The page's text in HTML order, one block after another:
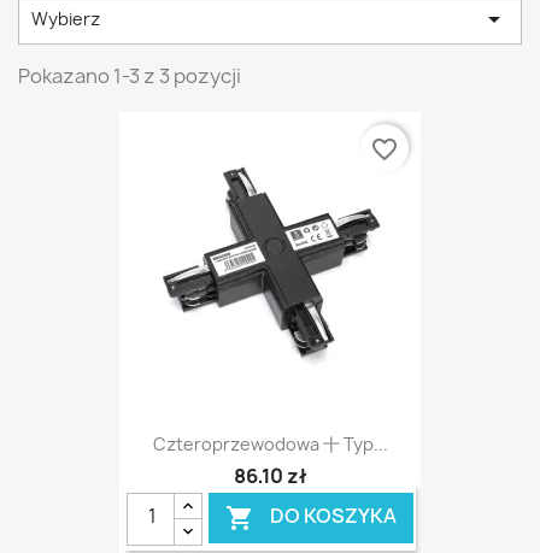
Wybierz 
Pokazano 1-3 z 3 pozycji
Czteroprzewodowa 十 Typ...
86,10 zł
 DO KOSZYKA
favorite_border